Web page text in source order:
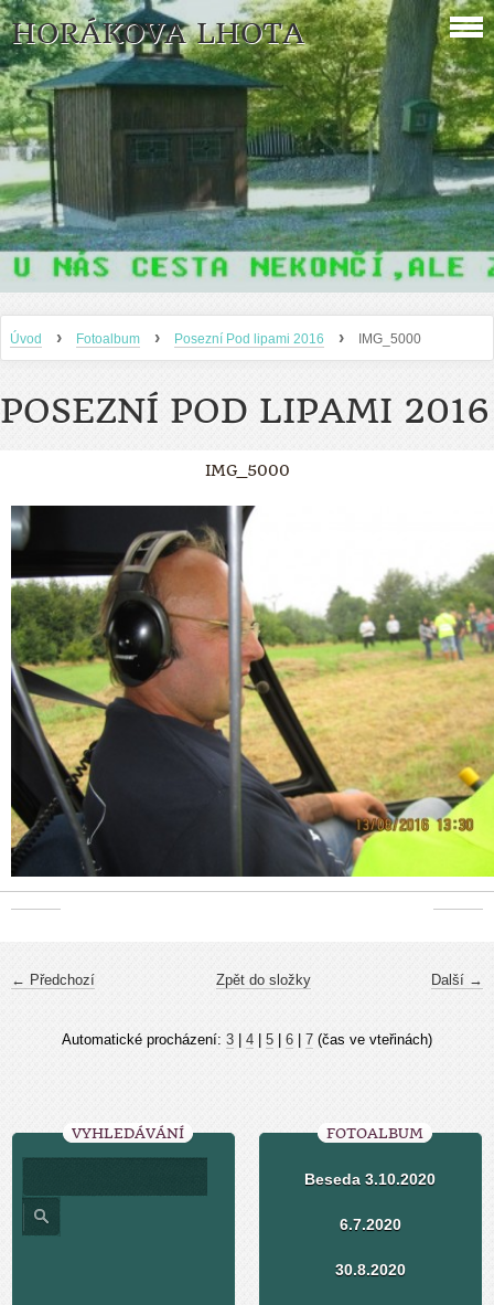
HORÁKOVA LHOTA
Úvod › Fotoalbum › Posezní Pod lipami 2016 › IMG_5000
POSEZNÍ POD LIPAMI 2016
IMG_5000
← Předchozí Další →
Zpět do složky
Automatické procházení: 3 4 5 6 7 (čas ve vteřinách)
VYHLEDÁVÁNÍ FOTOALBUM
Beseda 3.10.2020
6.7.2020
30.8.2020